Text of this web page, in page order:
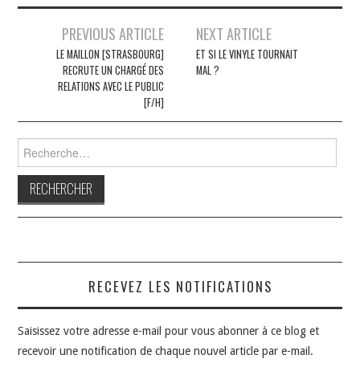
Navigation
articles
PREVIOUS ARTICLE
LE MAILLON [STRASBOURG]
RECRUTE UN CHARGÉ DES
RELATIONS AVEC LE PUBLIC
[F/H]
NEXT ARTICLE
ET SI LE VINYLE TOURNAIT
MAL ?
RECEVEZ LES NOTIFICATIONS
Saisissez votre adresse e-mail pour vous abonner à ce blog et
recevoir une notification de chaque nouvel article par e-mail.